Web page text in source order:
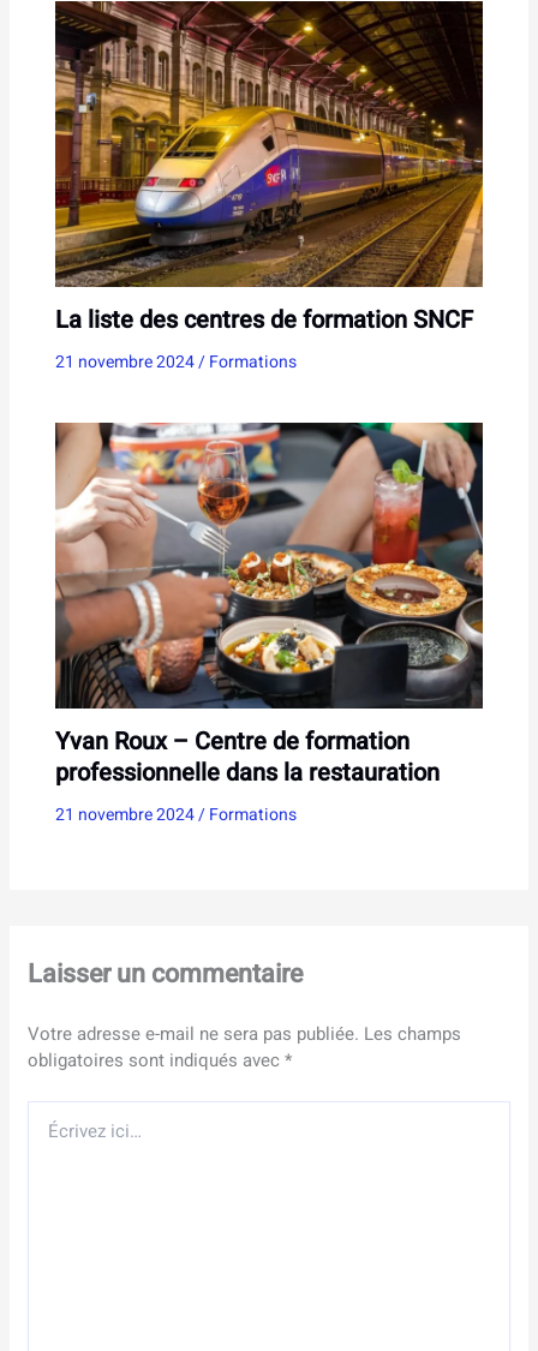
La liste des centres de formation SNCF
21 novembre 2024/Formations
Yvan Roux – Centre de formation
professionnelle dans la restauration
21 novembre 2024/Formations
Laisser un commentaire
Votre adresse e-mail ne sera pas publiée. Les champs
obligatoires sont indiqués avec*
Écrivez
ici…